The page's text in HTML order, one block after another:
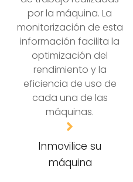
por la máquina. La
monitorización de esta
información facilita la
optimización del
rendimiento y la
eficiencia de uso de
cada una de las
máquinas.
Inmovilice su
máquina